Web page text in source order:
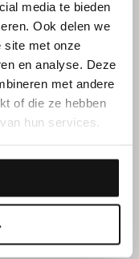
media te bieden
Ook delen we
site met onze
en analyse. Deze
met andere
of die ze hebben
hun services.